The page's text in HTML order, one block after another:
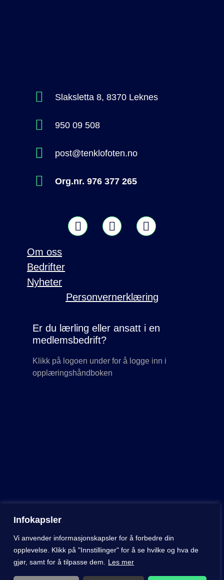
Infokapsler
Vi anvender informasjonskapsler for å forbedre din
opplevelse. Klikk på "Innstillinger" for å se hvilke og hva de
gjør, samt for å tilpasse dem.
Les mer
Slaksletta 8, 8370 Leknes
950 09 508
post@tenklofoten.no
Org.nr. 976 377 265
Om oss
Bedrifter
Nyheter
Personvernerklæring
Er du lærling eller ansatt i en
medlemsbedrift?
Klikk på logoen under for å logge inn i
opplæringshåndboken
2023 © Tenk Lofoten
Nettside utviklet avNettrakett